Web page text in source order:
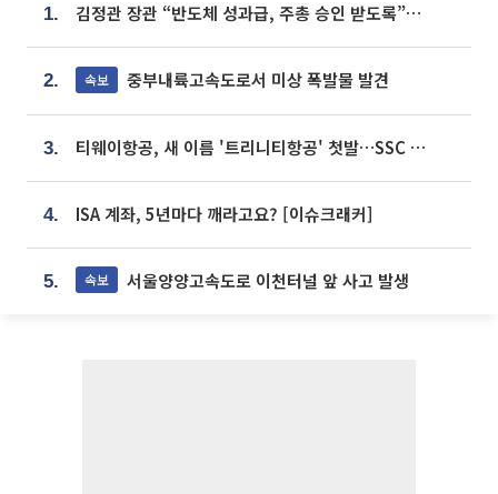
1. 김정관 장관 “반도체 성과급, 주총 승인 받도록”…상법·자본시장법 개정 시사
2. 속보 중부내륙고속도로서 미상 폭발물 발견
3. 티웨이항공, 새 이름 '트리니티항공' 첫발…SSC 전략 본격화
4. ISA 계좌, 5년마다 깨라고요? [이슈크래커]
5. 속보 서울양양고속도로 이천터널 앞 사고 발생